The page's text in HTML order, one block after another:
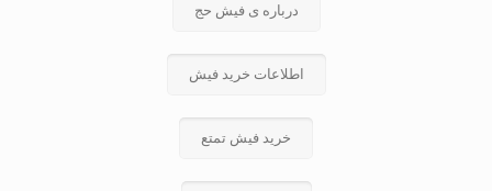
درباره ی فیش حج
اطلاعات خرید فیش
خرید فیش تمتع